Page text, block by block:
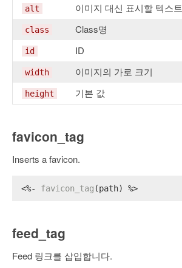
alt 이미지 대신 표시할 텍스트
class Class명
id ID
width 이미지의 가로 크기
height 기본 값
favicon_tag
Inserts a favicon.
<%- favicon_tag (path) %>
feed_tag
Feed 링크를 삽입합니다.